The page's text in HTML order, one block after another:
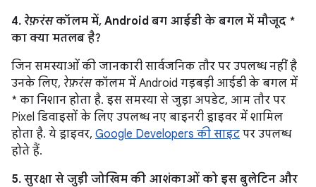
4. रेफ़रंसकॉलम में, Android बग आईडी के बगल में मौजूद *
का क्या मतलब है?
जिन समस्याओं की जानकारी सार्वजनिक तौर पर उपलब्ध नहीं है
उनके लिए, रेफ़रंसकॉलम में Android गड़बड़ी आईडी के बगल में
* का निशान होता है. इस समस्या से जुड़ा अपडेट, आम तौर पर
Pixel डिवाइसों के लिए उपलब्ध नए बाइनरी ड्राइवर में शामिल
होता है. ये ड्राइवर, Google Developers की साइट पर उपलब्ध
होते हैं.
5. सुरक्षा से जुड़ी जोखिम की आशंकाओं को इस बुलेटिन और